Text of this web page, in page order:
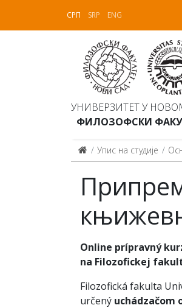
СРП SRP ENG
УНИВЕРЗИТЕТ У
ФИЛОЗОФСКИ
Упис на студије
Online prípravný
na Filozofickej
Filozofická fakulta
určený uchádzačom